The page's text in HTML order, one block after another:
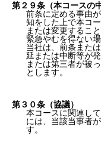
第２９条（本コースの
前条に定める事由
知をした上で本コ
または変更するこ
緊急やむを得ない
当社は、前条また
延または中断等が
または第三者が被
とします。
第３０条（協議）
本コースに関連し
には、当該当事者
す。